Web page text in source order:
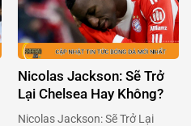
của bóng đá Anh, đã khiến
người hâm mộ phải cười
nghiêng ngả với tiết lộ mới đây.
Trong một podcast của BBC
Sport, Rooney chia sẻ …
Nicolas Jackson: Sẽ Trở
Lại Chelsea Hay Không?
Nicolas Jackson: Sẽ Trở Lại